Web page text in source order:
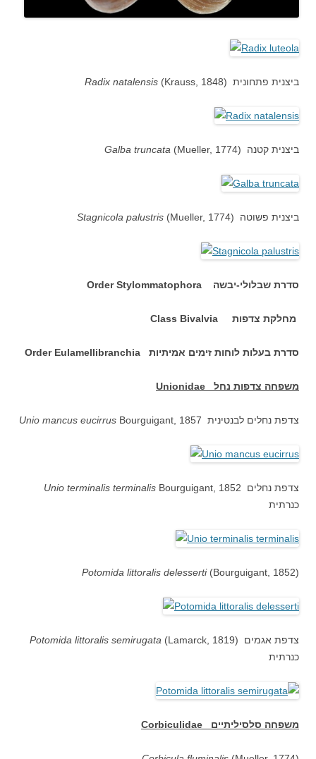
Radix natalensis (Krauss, 1848) ביצנית פתחונית
Galba truncata (Mueller, 1774) ביצנית קטנה
Stagnicola palustris (Mueller, 1774) ביצנית פשוטה
סדרת שבלולי-יבשה Order Stylommatophora
מחלקת צדפות Class Bivalvia
סדרת בעלות לוחות זימים אמיתיות Order Eulamellibranchia
משפחה צדפות נחל Unionidae
Unio mancus eucirrus Bourguigant, 1857 צדפת נחלים לבנטינית
Unio terminalis terminalis Bourguigant, 1852 צדפת נחלים
כנרתית
Potomida littoralis delesserti(Bourguigant, 1852)
Potomida littoralis semirugata (Lamarck, 1819) צדפת אגמים
כנרתית
משפחה סלסיליתיים Corbiculidae